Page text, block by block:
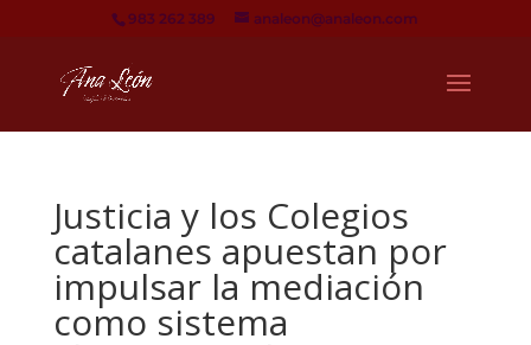
983 262 389 analeon@analeon.com
Justicia y los Colegios
catalanes apuestan por
impulsar la mediación
como sistema